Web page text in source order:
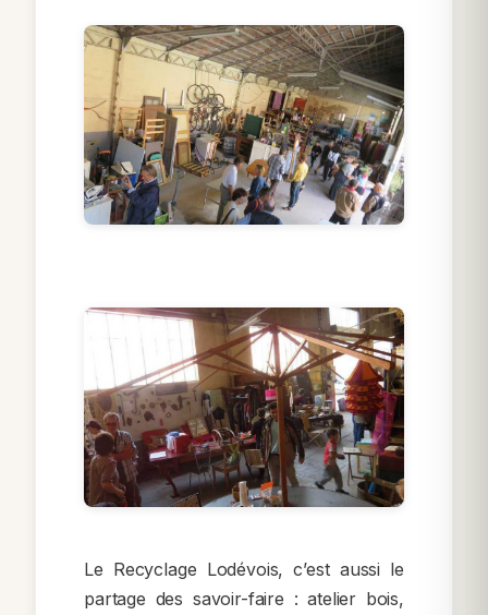
Le Recyclage Lodévois, c’est aussi le
partage des savoir-faire : atelier bois,